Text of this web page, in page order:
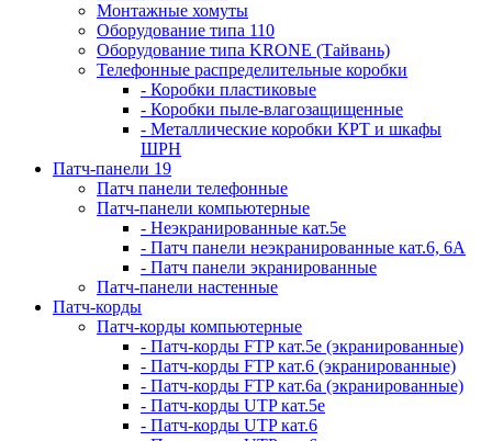
Монтажные хомуты
Оборудование типа 110
Оборудование типа KRONE (Тайвань)
Телефонные распределительные коробки
- Коробки пластиковые
- Коробки пыле-влагозащищенные
- Металлические коробки КРТ и шкафы
ШРН
Патч-панели 19
Патч панели телефонные
Патч-панели компьютерные
- Неэкранированные кат.5е
- Патч панели неэкранированные кат.6, 6А
- Патч панели экранированные
Патч-панели настенные
Патч-корды
Патч-корды компьютерные
- Патч-корды FTP кат.5е (экранированные)
- Патч-корды FTP кат.6 (экранированные)
- Патч-корды FTP кат.6а (экранированные)
- Патч-корды UTP кат.5е
- Патч-корды UTP кат.6